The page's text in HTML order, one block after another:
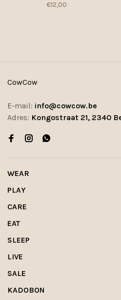
€12,00
CowCow
E-mail: info@cowcow.be
Adres: Kongostraat 21, 2340
WEAR
PLAY
CARE
EAT
SLEEP
LIVE
SALE
KADOBON